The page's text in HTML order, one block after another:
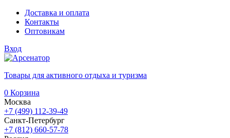
Доставка и оплата
Контакты
Оптовикам
Вход
Товары для активного отдыха и туризма
0 Корзина
Москва
+7 (499) 112-39-49
Санкт-Петербург
+7 (812) 660-57-78